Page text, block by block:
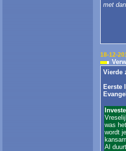
met
18-12-
Vierde
Eerste
was
wordt
Al